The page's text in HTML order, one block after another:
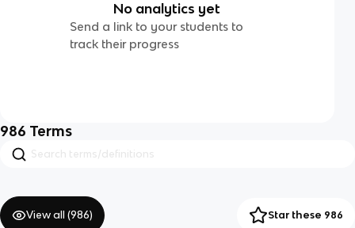
No analytics yet
Send a link to your students to
track their progress
986 Terms
View all (986) Star these 986